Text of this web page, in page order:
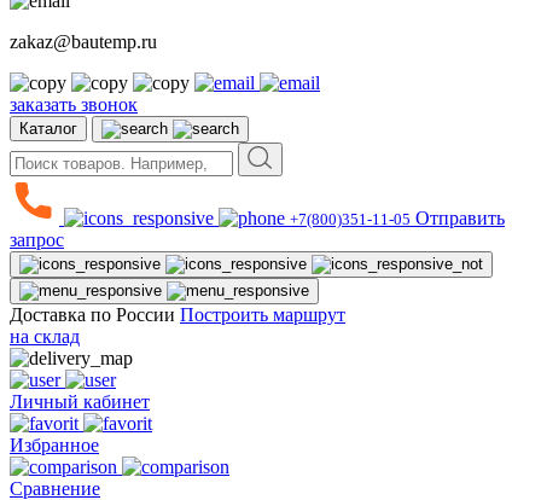
zakaz@bautemp.ru
заказать звонок
Каталог
+7(800)351-11-05 Отправить
запрос
Доставка по России Построить маршрут
на склад
Личный кабинет
Избранное
Сравнение